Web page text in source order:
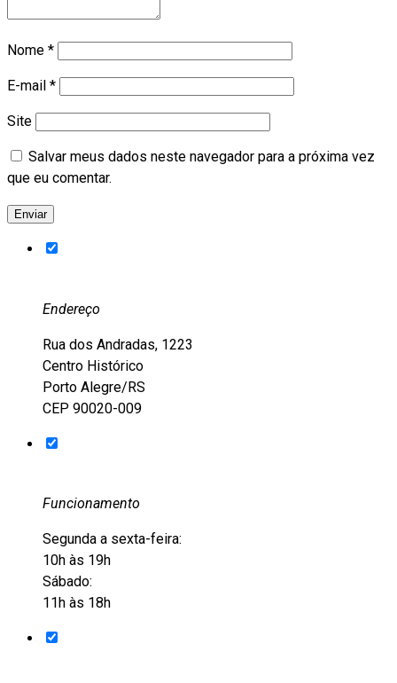
Nome *
E-mail *
Site
Salvar meus dados neste navegador para a próxima vez
que eu comentar.
Endereço
Rua dos Andradas, 1223
Centro Histórico
Porto Alegre/RS
CEP 90020-009
Funcionamento
Segunda a sexta-feira:
10h às 19h
Sábado:
11h às 18h